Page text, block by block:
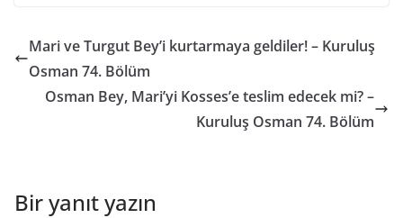
Mari ve Turgut Bey’i kurtarmaya geldiler! – Kuruluş
Osman 74. Bölüm
Osman Bey, Mari’yi Kosses’e teslim edecek mi? –
Kuruluş Osman 74. Bölüm
Bir yanıt yazın